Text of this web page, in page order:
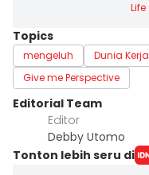
Life
Topics
mengeluh Dunia Kerja
Give me Perspective
Editorial Team
Editor
Debby Utomo
Tonton lebih seru di